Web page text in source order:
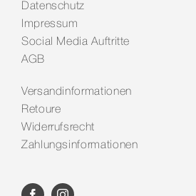
Datenschutz
Impressum
Social Media Auftritte
AGB
Versandinformationen
Retoure
Widerrufsrecht
Zahlungsinformationen